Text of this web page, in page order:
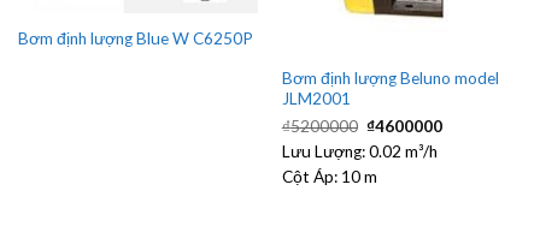
Bơm định lượng Blue W C6250P
Bơm định lượng Beluno model
JLM2001
₫5200000 Giá
gốc
là:
₫4600000Giá
hiện
Lưu Lượng:0.02 m³/h
Cột Áp: 10 m